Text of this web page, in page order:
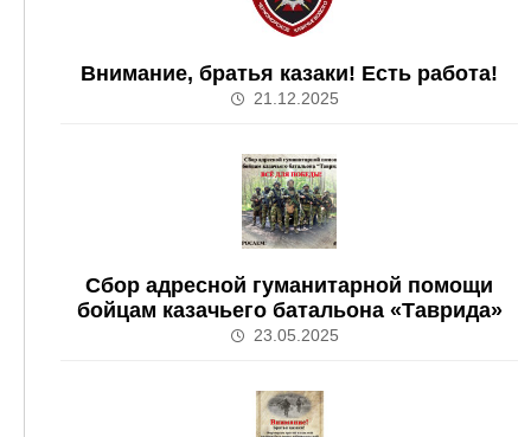
Внимание, братья казаки! Есть работа!
21.12.2025
Сбор адресной гуманитарной помощи
бойцам казачьего батальона «Таврида»
23.05.2025